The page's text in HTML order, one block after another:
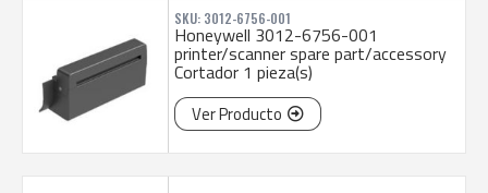
SKU: 3012-6756-001
Honeywell 3012-6756-001
printer/scanner spare part/accessory
Cortador 1 pieza(s)
Ver Producto